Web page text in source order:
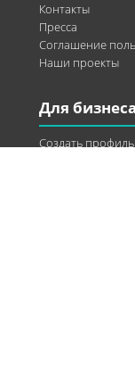
Контакты
Пресса
Соглашение
Наши проекты
Для бизнеса
Создать профиль